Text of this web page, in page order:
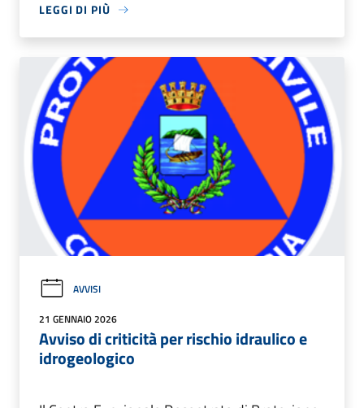
LEGGI DI PIÙ
AVVISI
21 GENNAIO 2026
Avviso di criticità per rischio idraulico e
idrogeologico